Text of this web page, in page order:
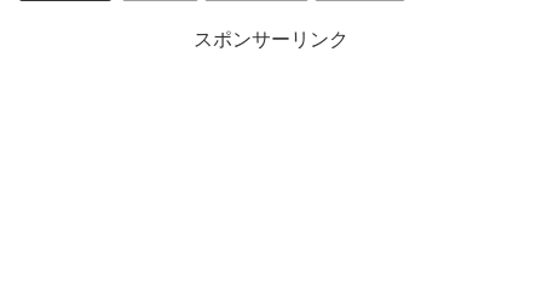
スポンサーリンク